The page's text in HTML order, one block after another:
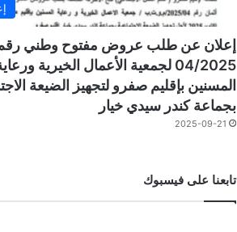
إعلان عن طلب عروض مفتوح وطني
04/2025 لجمعية الأعمال الخيرية
المسنين بإقليم صفرو لتجهيز الضيعة
بجماعة كندر سيدي خيار
2025-09-21
تابعنا على فيسبوك